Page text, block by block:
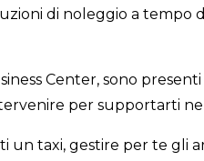
di noleggio a
Center, sono
per supportarti
un taxi, gestire per te gli